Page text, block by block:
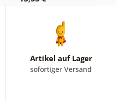
Artikel auf Lager
sofortiger Versand